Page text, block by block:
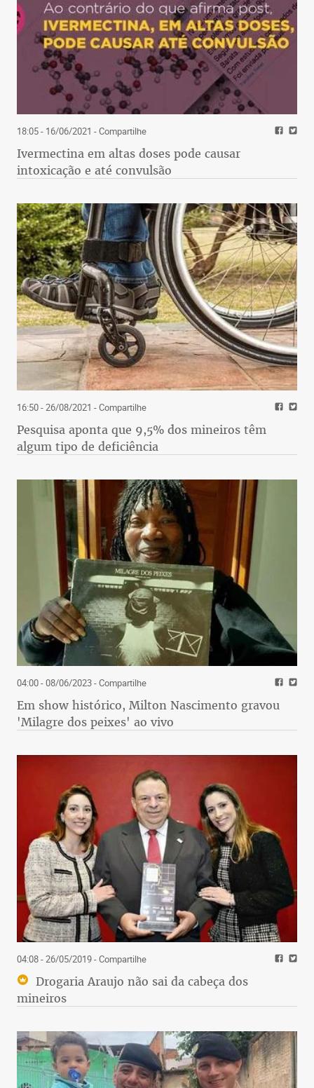
18:05 - 16/06/2021 - Compartilhe
Ivermectina em altas doses pode causar
intoxicação e até convulsão
16:50 - 26/08/2021 - Compartilhe
Pesquisa aponta que 9,5% dos mineiros têm
algum tipo de deficiência
04:00 - 08/06/2023- Compartilhe
Em show histórico, Milton Nascimento gravou
'Milagre dos peixes' ao vivo
04:08 - 26/05/2019- Compartilhe
Drogaria Araujo não sai da cabeça dos
mineiros